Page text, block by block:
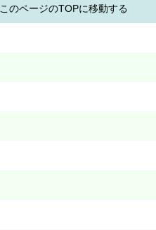
このページのTOPに移動する